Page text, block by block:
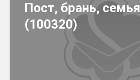
Пост, брань, семья
(100320)